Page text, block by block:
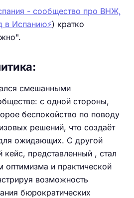
- сообщество про ВНЖ,
в Испанию⚡️) кратко
смешанными
с одной стороны,
беспокойство по поводу
решений, что создаёт
ожидающих. С другой
представленный , стал
и практической
возможность
бюрократических